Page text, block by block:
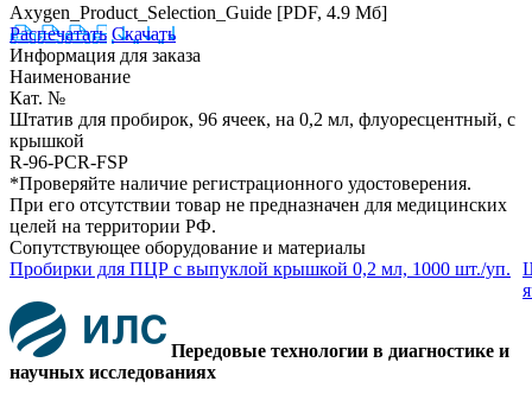
Axygen_Product_Selection_Guide [PDF, 4.9 Мб]
Распечатать Скачать
Информация для заказа
Наименование
Кат. №
Штатив для пробирок, 96 ячеек, на 0,2 мл, флуоресцентный, с
крышкой
R-96-PCR-FSP
*Проверяйте наличие регистрационного удостоверения.
При его отсутствии товар не предназначен для медицинских
целей на территории РФ.
Сопутствующее оборудование и материалы
Пробирки для ПЦР с выпуклой крышкой 0,2 мл, 1000 шт./уп.
Передовые технологии в диагностике и
научных исследованиях